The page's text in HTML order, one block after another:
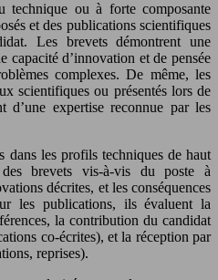
technique ou à forte composante
et des publications scientifiques
Les brevets démontrent une
capacité d’innovation et de pensée
complexes. De même, les
scientifiques ou présentés lors de
d’une expertise reconnue par les
dans les profils techniques de haut
brevets vis-à-vis du poste à
décrites, et les conséquences
les publications, ils évaluent la
la contribution du candidat
co-écrites), et la réception par
reprises).